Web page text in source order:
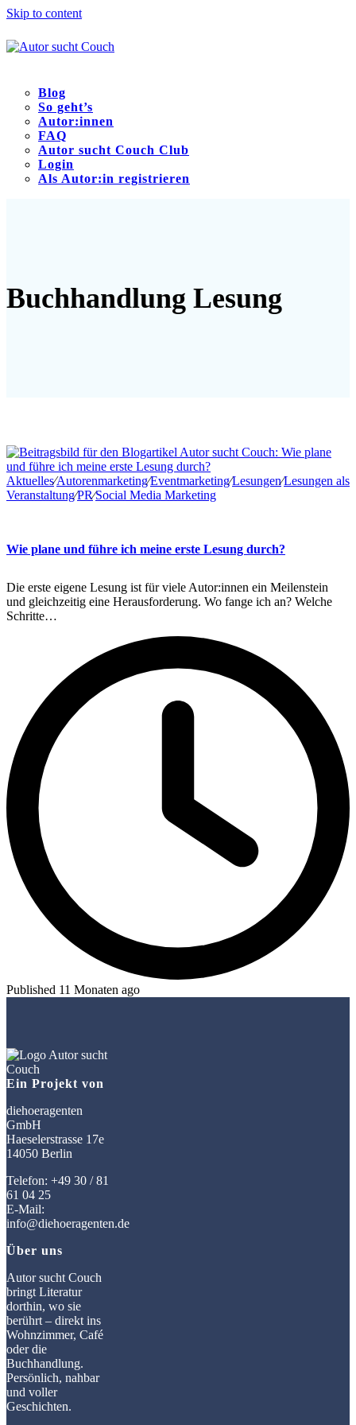
Skip to content
Blog
So geht’s
Autor:innen
FAQ
Autor sucht Couch Club
Login
Als Autor:in registrieren
Buchhandlung Lesung
Aktuelles∕Autorenmarketing∕Eventmarketing∕Lesungen∕Lesungen als
Veranstaltung∕PR∕Social Media Marketing
Wie plane und führe ich meine erste Lesung durch?
Die erste eigene Lesung ist für viele Autor:innen ein Meilenstein
und gleichzeitig eine Herausforderung. Wo fange ich an? Welche
Schritte…
Published 11 Monaten ago
Ein Projekt von
diehoeragenten
GmbH
Haeselerstrasse 17e
14050 Berlin
Telefon: +49 30 / 81
61 04 25
E-Mail:
info@diehoeragenten.de
Über uns
Autor sucht Couch
bringt Literatur
dorthin, wo sie
berührt – direkt ins
Wohnzimmer, Café
oder die
Buchhandlung.
Persönlich, nahbar
und voller
Geschichten.